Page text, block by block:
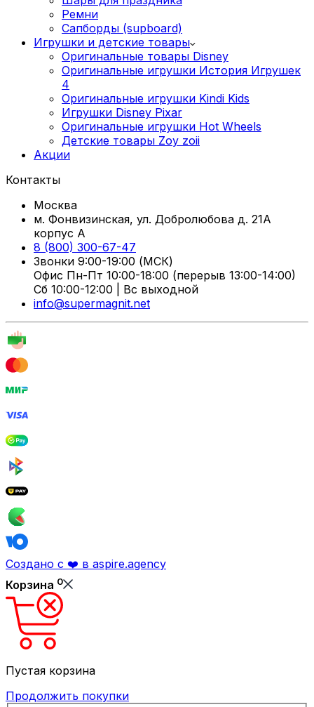
Ремни
Сапборды (supboard)
Игрушки и детские товары
Оригинальные товары Disney
Оригинальные игрушки История Игрушек
4
Оригинальные игрушки Kindi Kids
Игрушки Disney Pixar
Оригинальные игрушки Hot Wheels
Детские товары Zoy zoii
Акции
Контакты
Москва
м. Фонвизинская, ул. Добролюбова д. 21А
корпус А
8 (800) 300-67-47
Звонки 9:00-19:00 (МСК)
Офис Пн-Пт 10:00-18:00 (перерыв 13:00-14:00)
Сб 10:00-12:00 | Вс выходной
info@supermagnit.net
Создано с ❤️ в aspire.agency
Корзина 0
Пустая корзина
Продолжить покупки